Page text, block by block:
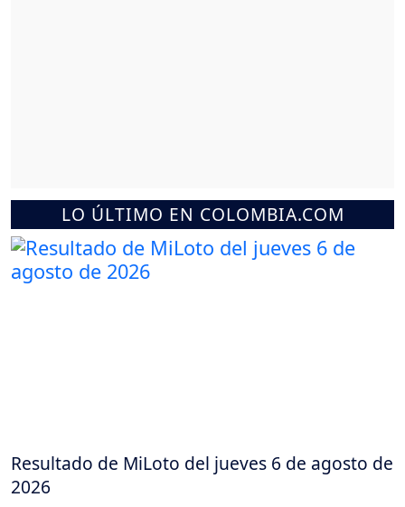
LO ÚLTIMO EN COLOMBIA.COM
Resultado de MiLoto del jueves 6 de agosto de
2026